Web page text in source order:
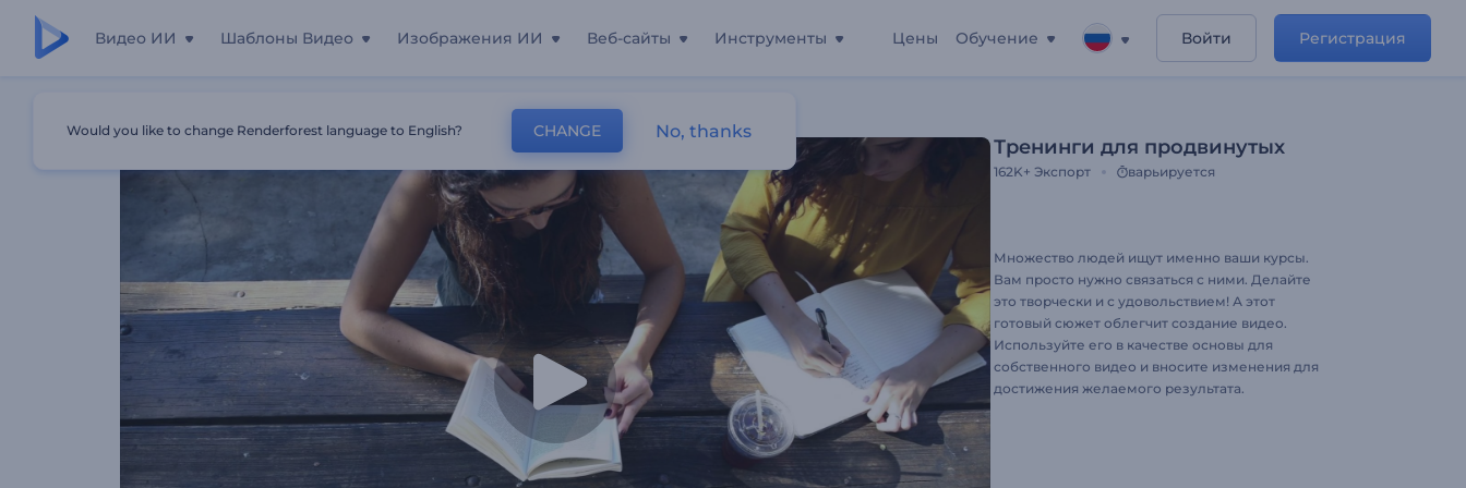
Видео ИИ Шаблоны Видео Изображения ИИ Веб-сайты Инструменты Цены Обучение Войти Регистрация
Тренинги для продвинутых
162K+ Экспорт варьируется
Множество людей ищут именно ваши курсы.
Вам просто нужно связаться с ними. Делайте
это творчески и с удовольствием! А этот
готовый cюжет облегчит создание видео.
Используйте его в качестве основы для
собственного видео и вносите изменения для
достижения желаемого результата.
Would you like to change Renderforest language to English? CHANGE No, thanks